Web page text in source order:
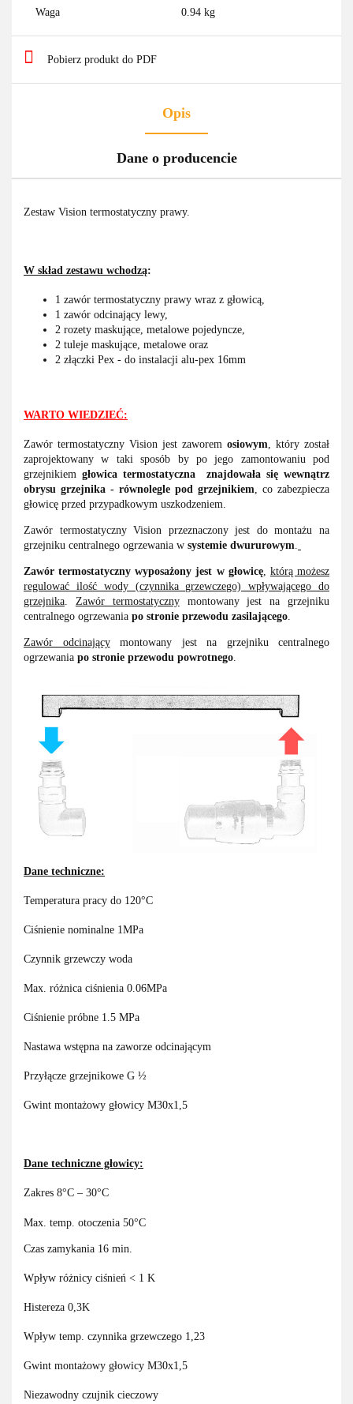
Waga 0.94 kg
Pobierz produkt do PDF
Opis
Dane o producencie
Zestaw Vision termostatyczny prawy.
W skład zestawu wchodzą:
1 zawór termostatyczny prawy wraz z głowicą,
1 zawór odcinający lewy,
2 rozety maskujące, metalowe pojedyncze,
2 tuleje maskujące, metalowe oraz
2 złączki Pex - do instalacji alu-pex 16mm
WARTO WIEDZIEĆ:
Zawór termostatyczny Vision jest zaworem osiowym, który został
zaprojektowany w taki sposób by po jego zamontowaniu pod
grzejnikiem głowica termostatyczna znajdowała się wewnątrz
obrysu grzejnika - równolegle pod grzejnikiem, co zabezpiecza
głowicę przed przypadkowym uszkodzeniem.
Zawór termostatyczny Vision przeznaczony jest do montażu na
grzejniku centralnego ogrzewania w systemie dwururowym.
Zawórtermostatyczny wyposażony jest w głowicę, którą możesz
regulować ilość wody (czynnika grzewczego) wpływającego do
grzejnika. Zawór termostatyczny
montowany jest na grzejniku
centralnego ogrzewania po stronie przewodu zasilającego.
Zawór odcinającymontowany jest na grzejniku centralnego
ogrzewania po stronie przewodu powrotnego.
Dane techniczne:
Temperatura pracy do 120°C
Ciśnienie nominalne 1MPa
Czynnik grzewczy woda
Max. różnica ciśnienia 0.06MPa
Ciśnienie próbne 1.5 MPa
Nastawa wstępna na zaworze odcinającym
Przyłącze grzejnikowe G ½
Gwint montażowy głowicy M30x1,5
Dane techniczne głowicy:
Zakres 8°C – 30°C
Max. temp. otoczenia 50°C
Czas zamykania 16 min.
Wpływ różnicy ciśnień < 1 K
Histereza 0,3K
Wpływ temp. czynnika grzewczego 1,23
Gwint montażowy głowicy M30x1,5
Niezawodny czujnik cieczowy